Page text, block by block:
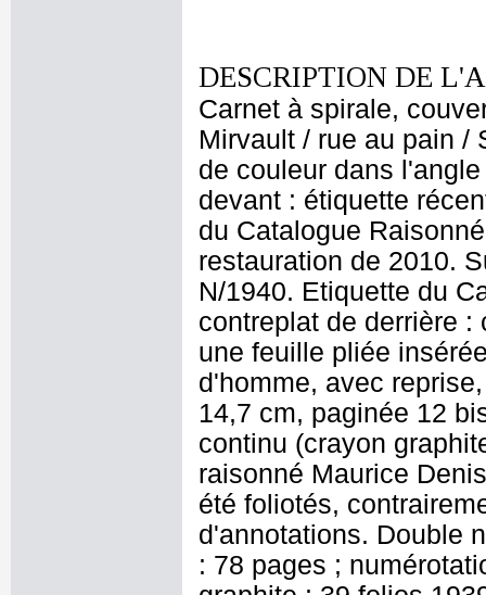
DESCRIPTION DE
Carnet à spirale,
Mirvault / rue au pain /
de couleur dans
devant : étiquette
du Catalogue
restauration de 2010.
N/1940. Etiquette du
contreplat de derrière
une feuille pliée
d'homme, avec
14,7 cm, paginée 12
continu (crayon
raisonné Maurice
été foliotés,
d'annotations. Double
: 78 pages ;